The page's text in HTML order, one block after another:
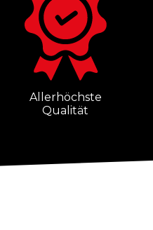
Allerhöchste
Qualität